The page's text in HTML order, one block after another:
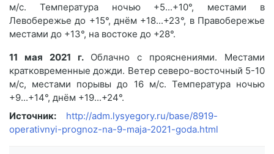
м/с. Температура ночью +5...+10°, местами в
Левобережье до +15°, днём +18...+23°, в Правобережье
местами до +13°, на востоке до +28°.
11 мая 2021 г.Облачно с прояснениями. Местами
кратковременные дожди. Ветер северо-восточный 5-10
м/с, местами порывы до 16 м/с. Температура ночью
+9...+14°, днём +19...+24°.
Источник:
http://adm.lysyegory.ru/base/8919-
operativnyi-prognoz-na-9-maja-2021-goda.html